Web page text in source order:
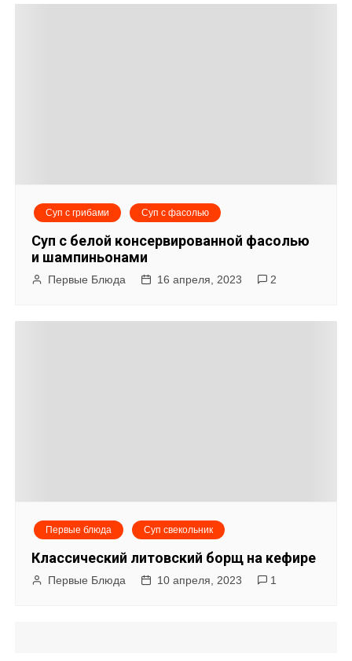
Суп с грибами Суп с фасолью
Суп с белой консервированной фасолью
и шампиньонами
Первые Блюда 16 апреля, 2023 2
Первые блюда Суп свекольник
Классический литовский борщ на кефире
Первые Блюда 10 апреля, 2023 1